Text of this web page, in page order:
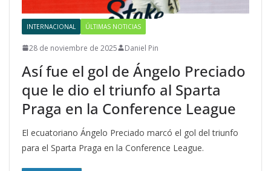
INTERNACIONAL ÚLTIMAS NOTICIAS
28 de noviembre de 2025 Daniel Pin
Así fue el gol de Ángelo Preciado
que le dio el triunfo al Sparta
Praga en la Conference League
El ecuatoriano Ángelo Preciado marcó el gol del triunfo
para el Sparta Praga en la Conference League.